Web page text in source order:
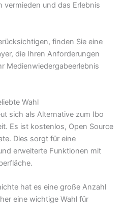
vermieden und das Erlebnis
finden Sie eine
die Ihren Anforderungen
Medienwiedergabeerlebnis
Wahl
sich als Alternative zum Ibo
Es ist kostenlos, Open Source
Dies sorgt für eine
erweiterte Funktionen mit
hat es eine große Anzahl
eine wichtige Wahl für